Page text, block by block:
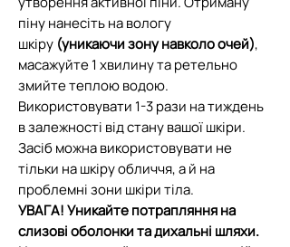
піну нанесіть на вологу
шкіру (уникаючи зону навколо очей),
масажуйте 1 хвилину та ретельно
змийте теплою водою.
Використовувати 1-3 рази на тиждень
в залежності від стану вашої шкіри.
Засіб можна використовувати не
тільки на шкіру обличчя, а й на
проблемні зони шкіри тіла.
УВАГА! Уникайте потрапляння на
слизові оболонки та дихальні шляхи.